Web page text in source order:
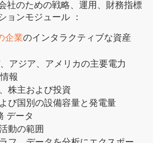
社のための戦略、運用、財務指標
ョンモジュール ：
企業のインタラクティブな資産
アジア、アメリカの主要電力
報
株主および投資
び国別の設備容量と発電量
データ
動の範囲